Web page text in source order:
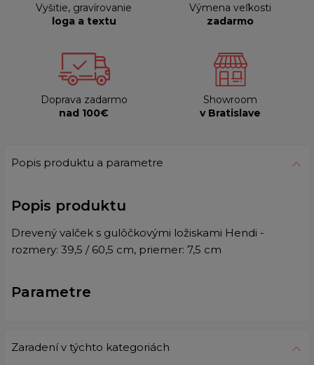
Vyšitie, gravírovanie
loga a textu
Výmena veľkosti
zadarmo
Doprava zadarmo
nad 100€
Showroom
v Bratislave
Popis produktu a parametre
Popis produktu
Drevený valček s gulôčkovými ložiskami Hendi -
rozmery: 39,5 / 60,5 cm, priemer: 7,5 cm
Parametre
Zaradení v týchto kategoriách